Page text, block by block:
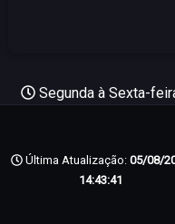
Segunda à Sexta-
Última Atualização: 05/08/
14:43:41